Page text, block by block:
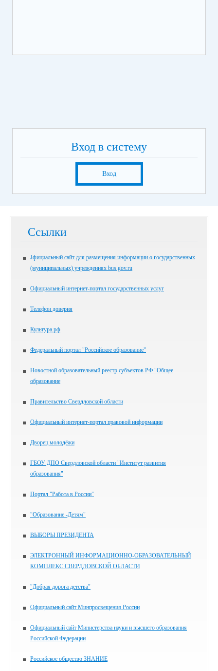
Вход в систему
Вход
Ссылки
Jфициальный сайт для размещения информации о государственных
(муниципальных) учреждениях bus.gov.ru
Официальный интернет-портал государственных услуг
Телефон доверия
Культура.рф
Федеральный портал "Российское образование"
Новостной образовательный реестр субъектов РФ "Общее
образование
Правительство Свердловской области
Официальный интернет-портал правовой информации
Дворец молодёжи
ГБОУ ДПО Свердловской области "Институт развития
образования"
Портал "Работа в России"
"Образование -Детям"
ВЫБОРЫ ПРЕЗИДЕНТА
ЭЛЕКТРОННЫЙ ИНФОРМАЦИОННО-ОБРАЗОВАТЕЛЬНЫЙ
КОМПЛЕКС СВЕРДЛОВСКОЙ ОБЛАСТИ
"Добрая дорога детства"
Официальный сайт Минпросвещения России
Официальный сайт Министерства науки и высшего образования
Российской Федерации
Российское общество ЗНАНИЕ